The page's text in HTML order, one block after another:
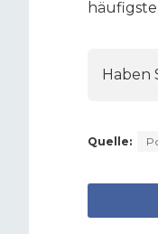
Haben
Quelle: